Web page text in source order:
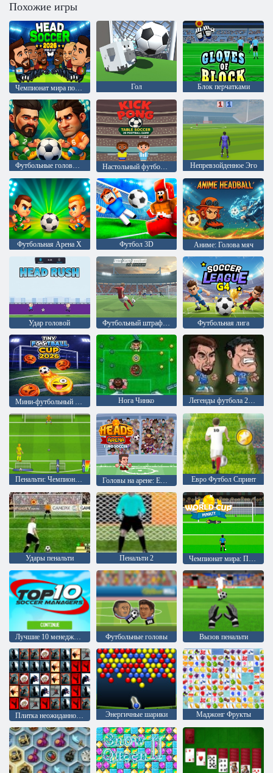
Похожие игры
Чемпионат мира по футболу 2026 года Гол Блок перчатками
Футбольные головы: Арена Настольный футбол с кик-понгом Непревзойденное Эго
Футбольная Арена X Футбол 3D Аниме: Голова мяч
Удар головой Футбольный штрафной удар Футбольная лига
Нога Чинко Легенды футбола 2016
Пенальти: Чемпионат Европы 2016 Головы на арене: Евро футбол Евро Футбол Спринт
Удары пенальти Пенальти 2 Чемпионат мира: Пенальти
Лучшие 10 менеджеров по футболу Футбольные головы Вызов пенальти
Энергичные шарики Маджонг Фрукты